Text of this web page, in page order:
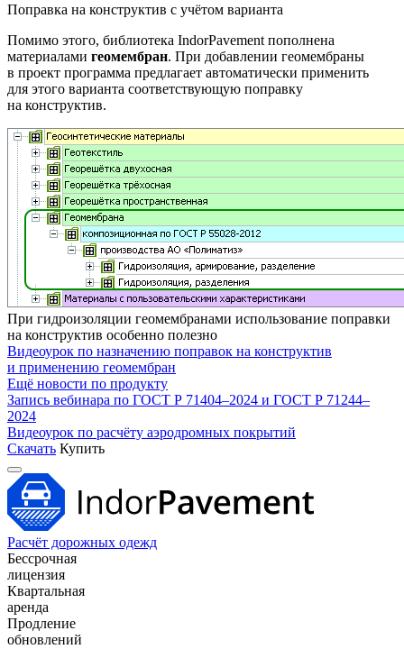
Поправка на конструктив с учётом варианта
Помимо этого, библиотека IndorPavement пополнена
материалами геомембран. При добавлении геомембраны
в проект программа предлагает автоматически применить
для этого варианта соответствующую поправку
на конструктив.
При гидроизоляции геомембранами использование поправки
на конструктив особенно полезно
Видеоурок по назначению поправок на конструктив
и применению геомембран
Ещё новости по продукту
Запись вебинара по ГОСТ Р 71404–2024 и ГОСТ Р 71244–
2024
Видеоурок по расчёту аэродромных покрытий
Скачать Купить
Расчёт дорожных одежд
Бессрочная
лицензия
Квартальная
аренда
Продление
обновлений